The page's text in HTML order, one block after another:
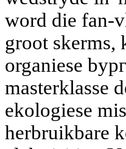
word die fan-
groot skerms,
organiese
masterklasse
ekologiese
herbruikbare